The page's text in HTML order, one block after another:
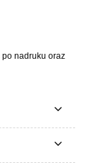
po nadruku oraz